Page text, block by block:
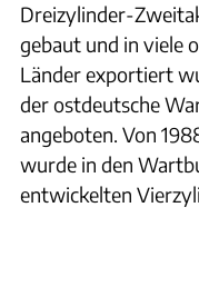
Dreizylinder-
gebaut und in viele
Länder exportiert
der ostdeutsche
angeboten. Von
wurde in den
entwickelten